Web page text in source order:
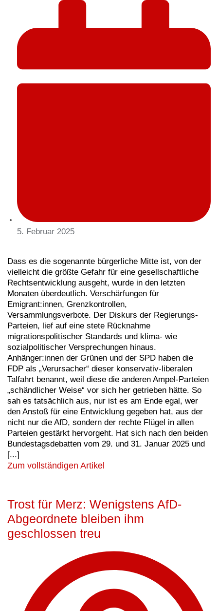
5. Februar 2025
Dass es die sogenannte bürgerliche Mitte ist, von der
vielleicht die größte Gefahr für eine gesellschaftliche
Rechtsentwicklung ausgeht, wurde in den letzten
Monaten überdeutlich. Verschärfungen für
Emigrant:innen, Grenzkontrollen,
Versammlungsverbote. Der Diskurs der Regierungs-
Parteien, lief auf eine stete Rücknahme
migrationspolitischer Standards und klima- wie
sozialpolitischer Versprechungen hinaus.
Anhänger:innen der Grünen und der SPD haben die
FDP als „Verursacher“ dieser konservativ-liberalen
Talfahrt benannt, weil diese die anderen Ampel-Parteien
„schändlicher Weise“ vor sich her getrieben hätte. So
sah es tatsächlich aus, nur ist es am Ende egal, wer
den Anstoß für eine Entwicklung gegeben hat, aus der
nicht nur die AfD, sondern der rechte Flügel in allen
Parteien gestärkt hervorgeht. Hat sich nach den beiden
Bundestagsdebatten vom 29. und 31. Januar 2025 und
[...]
Zum vollständigen Artikel
Trost für Merz: Wenigstens AfD-
Abgeordnete bleiben ihm
geschlossen treu